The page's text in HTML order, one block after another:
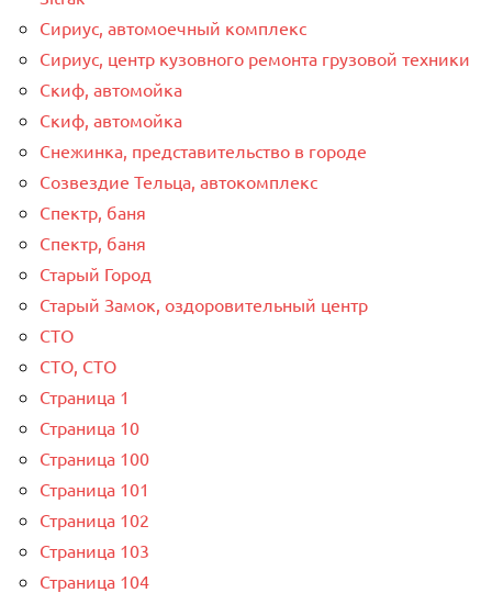
Сириус, автомоечный комплекс
Сириус, центр кузовного ремонта грузовой техники
Скиф, автомойка
Скиф, автомойка
Снежинка, представительство в городе
Созвездие Тельца, автокомплекс
Спектр, баня
Спектр, баня
Старый Город
Старый Замок, оздоровительный центр
СТО
СТО, СТО
Страница 1
Страница 10
Страница 100
Страница 101
Страница 102
Страница 103
Страница 104